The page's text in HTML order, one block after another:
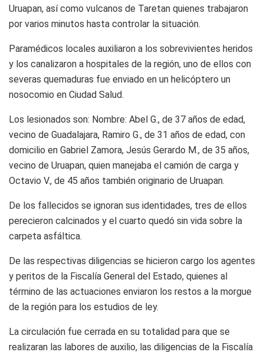
Uruapan, así como vulcanos de Taretan quienes trabajaron
por varios minutos hasta controlar la situación.
Paramédicos locales auxiliaron a los sobrevivientes heridos
y los canalizaron a hospitales de la región, uno de ellos con
severas quemaduras fue enviado en un helicóptero un
nosocomio en Ciudad Salud.
Los lesionados son: Nombre: Abel G., de 37 años de edad,
vecino de Guadalajara, Ramiro G., de 31 años de edad, con
domicilio en Gabriel Zamora, Jesús Gerardo M., de 35 años,
vecino de Uruapan, quien manejaba el camión de carga y
Octavio V., de 45 años también originario de Uruapan.
De los fallecidos se ignoran sus identidades, tres de ellos
perecieron calcinados y el cuarto quedó sin vida sobre la
carpeta asfáltica.
De las respectivas diligencias se hicieron cargo los agentes
y peritos de la Fiscalía General del Estado, quienes al
término de las actuaciones enviaron los restos a la morgue
de la región para los estudios de ley.
La circulación fue cerrada en su totalidad para que se
realizaran las labores de auxilio, las diligencias de la Fiscalía